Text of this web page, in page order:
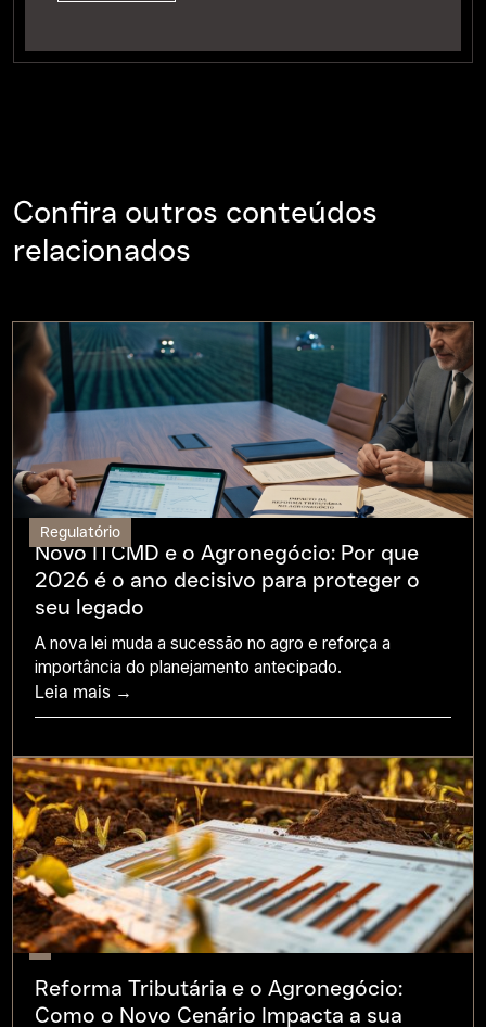
Confira outros conteúdos
relacionados
Regulatório
Novo ITCMD e o Agronegócio: Por que
2026 é o ano decisivo para proteger o
seu legado
A nova lei muda a sucessão no agro e reforça a
importância do planejamento antecipado.
Leia mais →
Reforma Tributária e o Agronegócio:
Como o Novo Cenário Impacta a sua